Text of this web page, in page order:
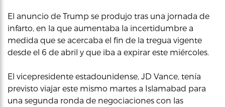
El anuncio de Trump se produjo tras una jornada de
infarto, en la que aumentaba la incertidumbre a
medida que se acercaba el fin de la tregua vigente
desde el 6 de abril y que iba a expirar este miércoles.
El vicepresidente estadounidense, JD Vance, tenía
previsto viajar este mismo martes a Islamabad para
una segunda ronda de negociaciones con las